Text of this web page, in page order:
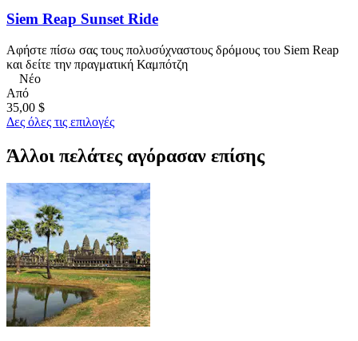
Siem Reap Sunset Ride
Αφήστε πίσω σας τους πολυσύχναστους δρόμους του Siem Reap
και δείτε την πραγματική Καμπότζη
Νέο
Από
35,00 $
Δες όλες τις επιλογές
Άλλοι πελάτες αγόρασαν επίσης